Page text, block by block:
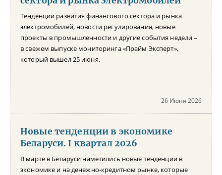
Тенденции развития финансового сектора и рынка
электромобилей, новости регулирования, новые
проекты в промышленности и другие события недели –
в свежем выпуске мониторинга «Прайм Эксперт»,
который вышел 25 июня.
26 Июня 2026
Новые тенденции в экономике
Беларуси. I квартал 2026
В марте в Беларуси наметились новые тенденции в
экономике и на денежно-кредитном рынке, которые